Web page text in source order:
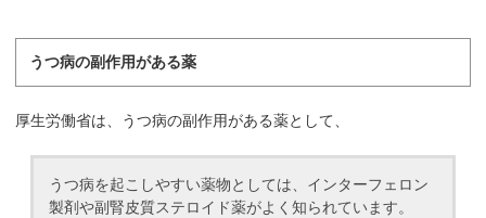
うつ病の副作用がある薬
厚生労働省は、うつ病の副作用がある薬として、
うつ病を起こしやすい薬物としては、インターフェロン
製剤や副腎皮質ステロイド薬がよく知られています。